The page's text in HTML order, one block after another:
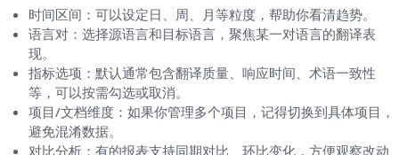
时间区间：可以设定日、周、月等粒度，帮助你看清趋势。
语言对：选择源语言和目标语言，聚焦某一对语言的翻译表
现。
指标选项：默认通常包含翻译质量、响应时间、术语一致性
等，可以按需勾选或取消。
项目/文档维度：如果你管理多个项目，记得切换到具体项目，
避免混淆数据。
对比分析：有的报表支持同期对比、环比变化，方便观察改动